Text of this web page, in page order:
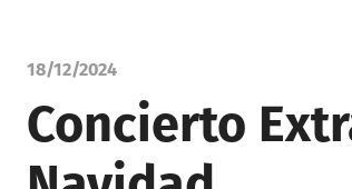
18/12/2024
Concierto